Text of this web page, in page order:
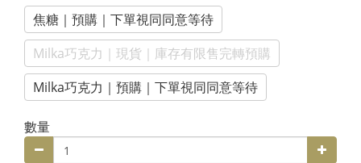
焦糖｜預購｜下單視同同意等待
Milka巧克力｜現貨｜庫存有限售完轉預購
Milka巧克力｜預購｜下單視同同意等待
數量